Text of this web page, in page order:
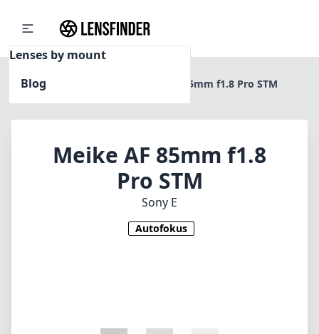
Lenses by mount
Blog
Home Meike AF 85mm f1.8 Pro STM
Meike AF 85mm f1.8
Pro STM
Sony E
Autofokus